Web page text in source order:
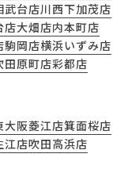
武台店川西下加茂店
店大畑店内本町店
駒岡店横浜いずみ店
田原町店彩都店
大阪菱江店箕面桜店
江店吹田高浜店